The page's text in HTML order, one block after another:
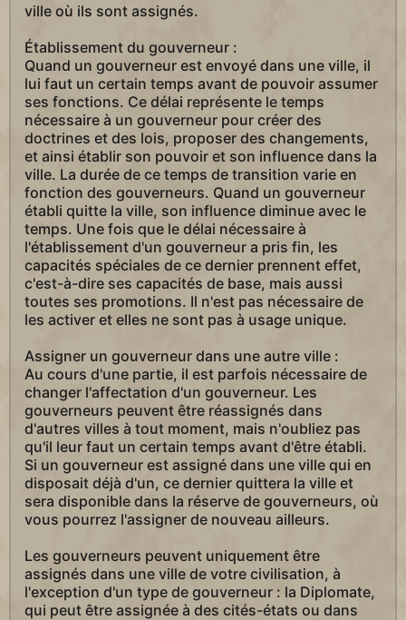
ville où ils sont assignés.
Établissement du gouverneur :
Quand un gouverneur est envoyé dans une ville, il
lui faut un certain temps avant de pouvoir assumer
ses fonctions. Ce délai représente le temps
nécessaire à un gouverneur pour créer des
doctrines et des lois, proposer des changements,
et ainsi établir son pouvoir et son influence dans la
ville. La durée de ce temps de transition varie en
fonction des gouverneurs. Quand un gouverneur
établi quitte la ville, son influence diminue avec le
temps. Une fois que le délai nécessaire à
l'établissement d'un gouverneur a pris fin, les
capacités spéciales de ce dernier prennent effet,
c'est-à-dire ses capacités de base, mais aussi
toutes ses promotions. Il n'est pas nécessaire de
les activer et elles ne sont pas à usage unique.
Assigner un gouverneur dans une autre ville :
Au cours d'une partie, il est parfois nécessaire de
changer l'affectation d'un gouverneur. Les
gouverneurs peuvent être réassignés dans
d'autres villes à tout moment, mais n'oubliez pas
qu'il leur faut un certain temps avant d'être établi.
Si un gouverneur est assigné dans une ville qui en
disposait déjà d'un, ce dernier quittera la ville et
sera disponible dans la réserve de gouverneurs, où
vous pourrez l'assigner de nouveau ailleurs.
Les gouverneurs peuvent uniquement être
assignés dans une ville de votre civilisation, à
l'exception d'un type de gouverneur : la Diplomate,
qui peut être assignée à des cités-états ou dans